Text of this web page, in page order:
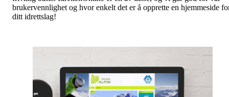
brukervennlighet og hvor enkelt det er å opprette en hjemmeside
ditt idrettslag!